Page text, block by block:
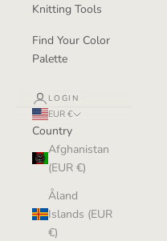
Knitting Tools
Find Your Color
Palette
LOGIN
EUR €
Country
Afghanistan
(EUR €)
Åland
Islands (EUR
€)